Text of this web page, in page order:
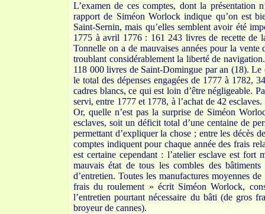
L’examen de ces comptes, dont la présentation
rapport de Siméon Worlock indique qu’on est
Saint-Sernin, mais qu’elles semblent avoir été
1775 à avril 1776 : 161 243 livres de recette de
Tonnelle on a de mauvaises années pour la vente
troublant considérablement la liberté de
118 000 livres de Saint-Domingue par an (18).
le total des dépenses engagées de 1777 à 1782,
cadres blancs, ce qui est loin d’être négligeable.
servi, entre 1777 et 1778, à l’achat de 42
Or, quelle n’est pas la surprise de Siméon
esclaves, soit un déficit total d’une centaine de
permettant d’expliquer la chose ; entre les décès
comptes indiquent pour chaque année des frais
est certaine cependant : l’atelier esclave est
mauvais état de tous les combles des
d’entretien. Toutes les manufactures moyennes
frais du roulement » écrit Siméon Worlock,
l’entretien pourtant nécessaire du bâti (de gros
broyeur de cannes).